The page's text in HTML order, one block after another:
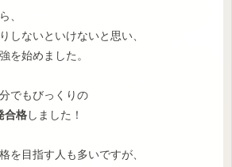
、
しないといけないと思い、
を始めました。
でもびっくりの
合格 しました！
を目指す人も多いですが、